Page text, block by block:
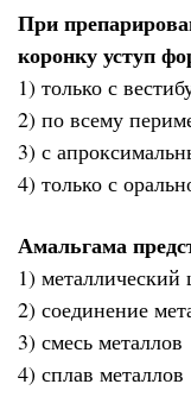
При
коронку уступ
1) только с
2) по всему
3) с
4) только с
Амальгама
1) металлический
2) соединение
3) смесь металлов
4) сплав металлов